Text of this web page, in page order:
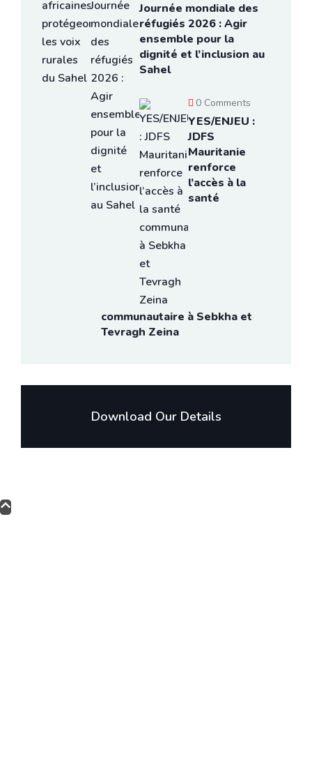
Journée mondiale des
réfugiés 2026 : Agir
ensemble pour la
dignité et l’inclusion au
Sahel
0 Comments
YES/ENJEU :
JDFS
Mauritanie
renforce
l’accès à la
santé
communautaire à Sebkha et
Tevragh Zeina
Download Our Details